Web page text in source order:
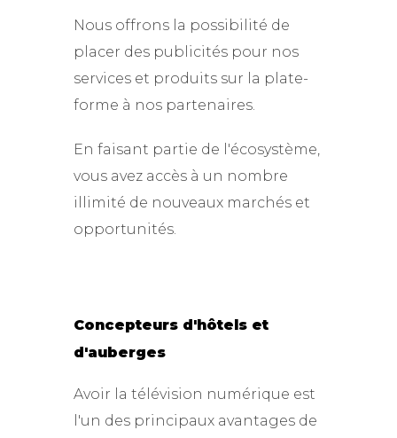
Nous offrons la possibilité de
placer des publicités pour nos
services et produits sur la plate-
forme à nos partenaires.
En faisant partie de l'écosystème,
vous avez accès à un nombre
illimité de nouveaux marchés et
opportunités.
Concepteurs d'hôtels et
d'auberges
Avoir la télévision numérique est
l'un des principaux avantages de